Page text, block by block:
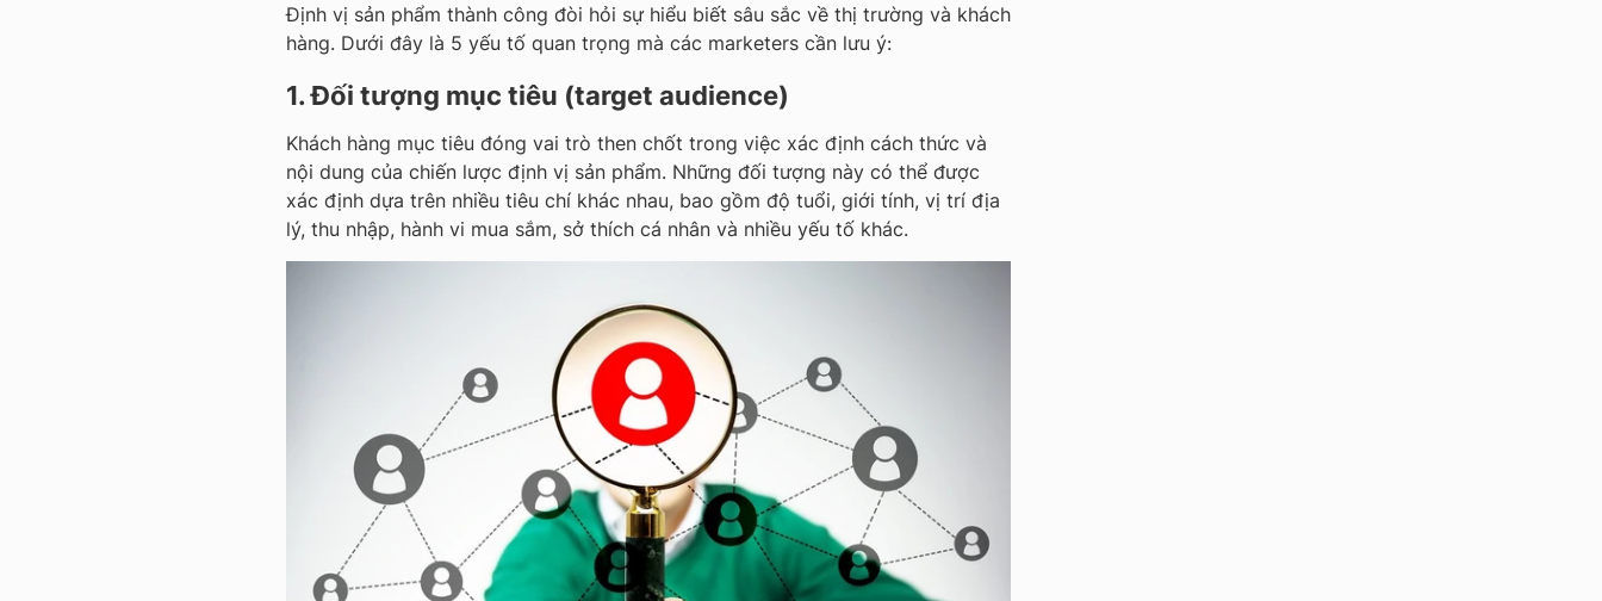
Định vị sản phẩm thành công đòi hỏi sự hiểu biết sâu sắc về thị trường và khách
hàng. Dưới đây là 5 yếu tố quan trọng mà các marketers cần lưu ý:
1. Đối tượng mục tiêu (target audience)
Khách hàng mục tiêu đóng vai trò then chốt trong việc xác định cách thức và
nội dung của chiến lược định vị sản phẩm. Những đối tượng này có thể được
xác định dựa trên nhiều tiêu chí khác nhau, bao gồm độ tuổi, giới tính, vị trí địa
lý, thu nhập, hành vi mua sắm, sở thích cá nhân và nhiều yếu tố khác.